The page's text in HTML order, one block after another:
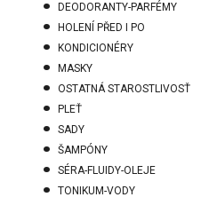
DEODORANTY-PARFÉMY
HOLENÍ PŘED I PO
KONDICIONÉRY
MASKY
OSTATNÁ STAROSTLIVOSŤ
PLEŤ
SADY
ŠAMPÓNY
SÉRA-FLUIDY-OLEJE
TONIKUM-VODY